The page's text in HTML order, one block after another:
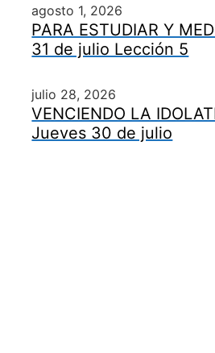
agosto 1, 2026
PARA ESTUDIAR Y
31 de julio Lección 5
julio 28, 2026
VENCIENDO LA
Jueves 30 de julio